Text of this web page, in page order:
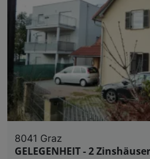
8041 Graz
GELEGENHEIT - 2